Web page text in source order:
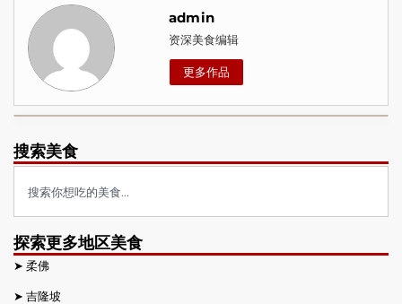
admin
资深美食编辑
更多作品
搜索美食
探索更多地区美食
➤ 柔佛
➤ 吉隆坡